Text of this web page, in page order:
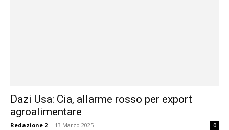
Dazi Usa: Cia, allarme rosso per export
agroalimentare
Redazione 2 - 13 Marzo 2025 0